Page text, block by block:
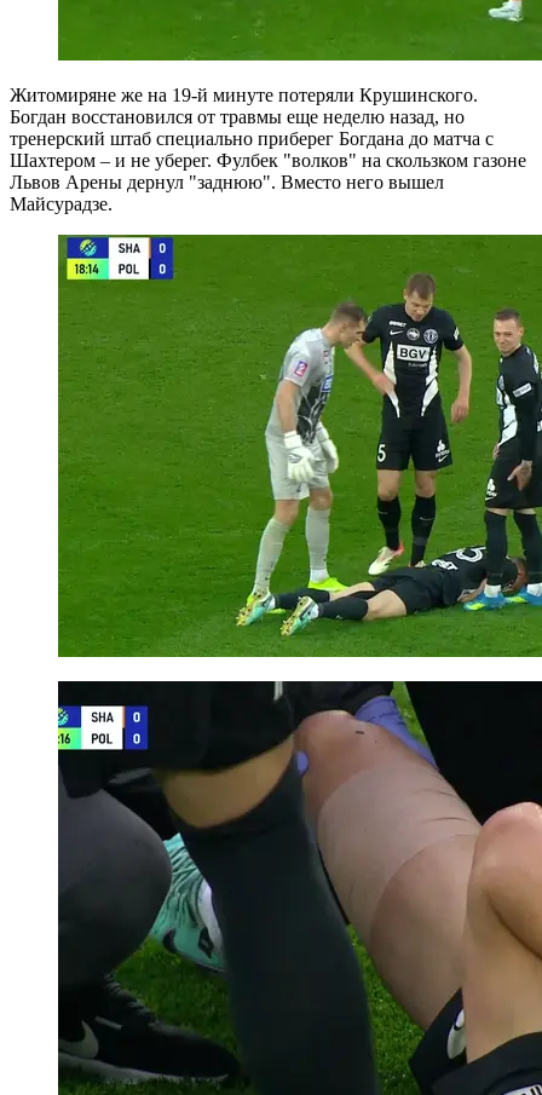
Житомиряне же на 19-й минуте потеряли Крушинского.
Богдан восстановился от травмы еще неделю назад, но
тренерский штаб специально приберег Богдана до матча с
Шахтером – и не уберег. Фулбек "волков" на скользком газоне
Львов Арены дернул "заднюю". Вместо него вышел
Майсурадзе.